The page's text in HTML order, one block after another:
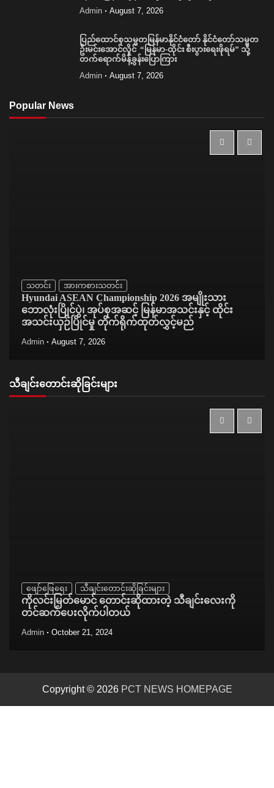
Admin August 7, 2026
ပြည်ထောင်စုသမ္မတမြန်မာနိုင်ငံတော် နိုင်ငံတော်သမ္မတ
ဦးမင်းအောင်လှိုင် “မြန်မာ-ထိုင်း စီးပွားရေးဖိုရမ်” သို့
တက်ရောက်မိန့်ခွန်းပြောကြား
Admin August 7, 2026
Popular News
သတင်း အားကစားသတင်း
Hyundai ASEAN Championship 2026 အမျိုးသား
ဘောလုံးပြိုင်ပွဲ၊ အုပ်စုအဆင့် မြန်မာအသင်းနှင့် ထိုင်း
အသင်းယှဉ်ပြိုင်မှု တိုက်ရိုက်ထုတ်လွှင့်မည်
Admin August 7, 2026
သီချင်းတောင်းဆိုခြင်းများ
ဖျော်ဖြေရေး သီချင်းတောင်းဆိုခြင်းများ
ကိုလင်းမြတ်မောင် တောင်းဆိုထားတဲ့ သီချင်းလေးကို
တင်ဆက်ပေးလိုက်ပါတယ်
Admin October 21, 2024
Copyright © 2026 PCT NEWS HOMEPAGE